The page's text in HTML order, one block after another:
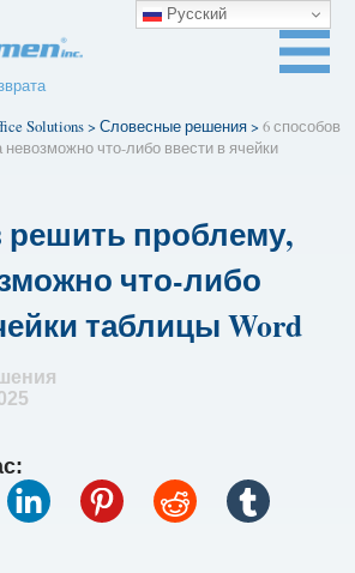
Solutions>Словесные решения>6 способов
что-либо ввести в ячейки
решить проблему,
что-либо
таблицы Word
Русский